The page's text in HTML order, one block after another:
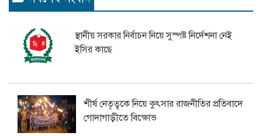
স্থানীয় সরকার নির্বাচন নিয়ে সুস্পষ্ট নির্দেশনা নেই
ইসির কাছে
শীর্ষ নেতৃত্বকে নিয়ে কুৎসার রাজনীতির প্রতিবাদে
গোদাগাড়ীতে বিক্ষোভ